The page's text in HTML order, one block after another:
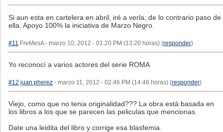
Si aun esta en cartelera en abril, iré a verla; de lo contrario paso de
ella. Apoyo 100% la iniciativa de Marzo Negro.
#11 FreMesA - marzo 10, 2012 - 01:20 PM (13:20 horas) (responder)
Yo reconocí a varios actores del serie ROMA
#12 juan pherez - marzo 11, 2012 - 02:46 PM (14:46 horas) (responder)
Viejo, como que no tenia originalidad??? La obra está basada en
los libros a los que se parecen las peliculas que mencionas.
Date una leidita del libro y corrige esa blasfemia.